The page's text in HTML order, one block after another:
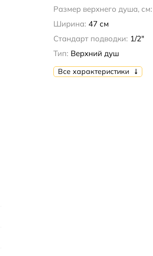
Размер верхнего душа, см:
Ширина: 47 см
Стандарт подводки: 1/2"
Тип: Верхний душ
Все характеристики